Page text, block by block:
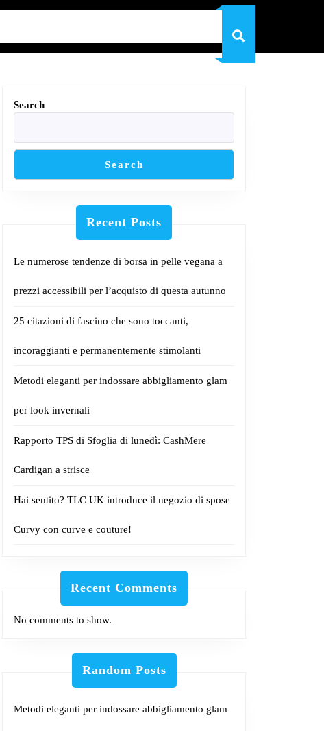
Search
Search
Recent Posts
Le numerose tendenze di borsa in pelle vegana a
prezzi accessibili per l’acquisto di questa autunno
25 citazioni di fascino che sono toccanti,
incoraggianti e permanentemente stimolanti
Metodi eleganti per indossare abbigliamento glam
per look invernali
Rapporto TPS di Sfoglia di lunedì: CashMere
Cardigan a strisce
Hai sentito? TLC UK introduce il negozio di spose
Curvy con curve e couture!
Recent Comments
No comments to show.
Random Posts
Metodi eleganti per indossare abbigliamento glam